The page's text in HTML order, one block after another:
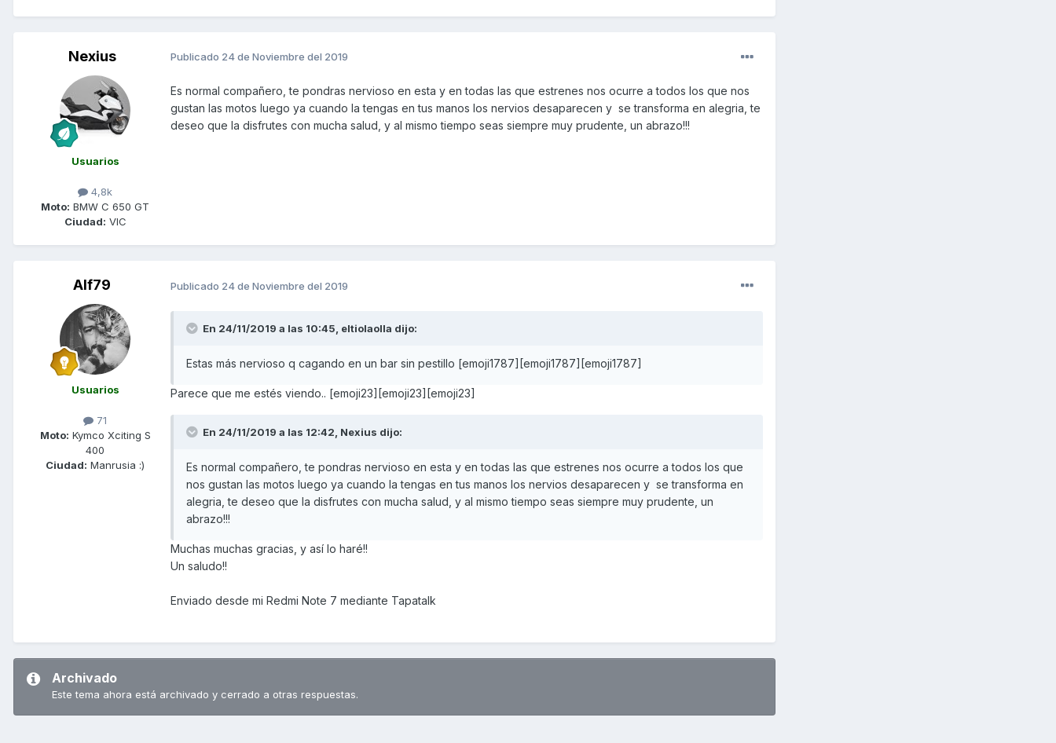
Nexius
Usuarios
4,8k
Moto: BMW C 650 GT
Ciudad: VIC
Publicado 24 de Noviembre del 2019
Es normal compañero, te pondras nervioso en esta y en todas las que estrenes nos ocurre a todos los que nos
gustan las motos luego ya cuando la tengas en tus manos los nervios desaparecen y se transforma en alegria, te
deseo que la disfrutes con mucha salud, y al mismo tiempo seas siempre muy prudente, un abrazo!!!
Alf79
Usuarios
71
Moto: Kymco Xciting S
400
Ciudad: Manrusia :)
Publicado 24 de Noviembre del 2019
En 24/11/2019 a las 10:45, eltiolaolla dijo:
Estas más nervioso q cagando en un bar sin pestillo [emoji1787][emoji1787][emoji1787]
Parece que me estés viendo.. [emoji23][emoji23][emoji23]
En 24/11/2019 a las 12:42, Nexius dijo:
Es normal compañero, te pondras nervioso en esta y en todas las que estrenes nos ocurre a todos los que
nos gustan las motos luego ya cuando la tengas en tus manos los nervios desaparecen y se transforma en
alegria, te deseo que la disfrutes con mucha salud, y al mismo tiempo seas siempre muy prudente, un
abrazo!!!
Muchas muchas gracias, y así lo haré!!
Un saludo!!
Enviado desde mi Redmi Note 7 mediante Tapatalk
Archivado
Este tema ahora está archivado y cerrado a otras respuestas.